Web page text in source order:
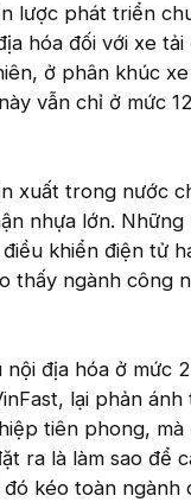
lược phát triển
hóa đối với xe
ở phân khúc
vẫn chỉ ở mức
xuất trong nước
nhựa lớn.
khiển điện tử
thấy ngành công
địa hóa ở mức
lại phản
tiên phong, mà
ra là làm sao để
kéo toàn ngành